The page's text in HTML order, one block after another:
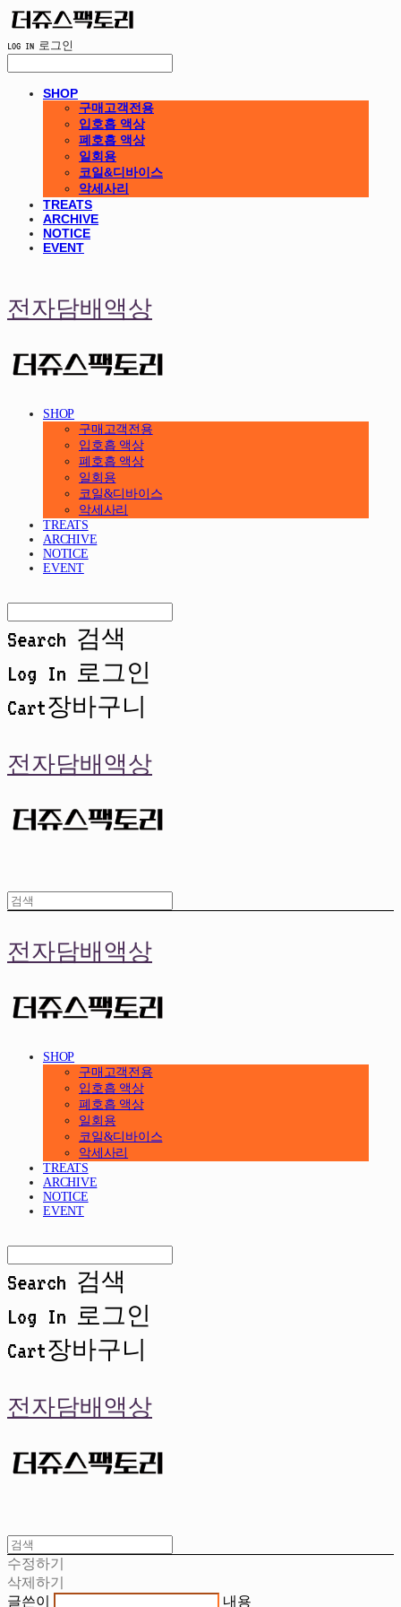
LOG IN 로그인
SHOP
구매고객전용
입호흡 액상
폐호흡 액상
일회용
코일&디바이스
악세사리
TREATS
ARCHIVE
NOTICE
EVENT
전자담배액상
SHOP
구매고객전용
입호흡 액상
폐호흡 액상
일회용
코일&디바이스
악세사리
TREATS
ARCHIVE
NOTICE
EVENT
Search 검색
Log In 로그인
Cart장바구니
전자담배액상
전자담배액상
SHOP
구매고객전용
입호흡 액상
폐호흡 액상
일회용
코일&디바이스
악세사리
TREATS
ARCHIVE
NOTICE
EVENT
Search 검색
Log In 로그인
Cart장바구니
전자담배액상
수정하기
삭제하기
글쓴이
내용